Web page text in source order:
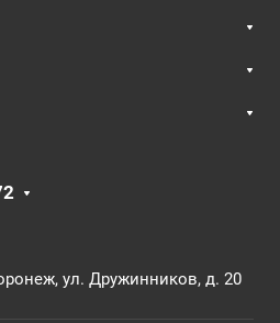
ул. Дружинников, д. 20